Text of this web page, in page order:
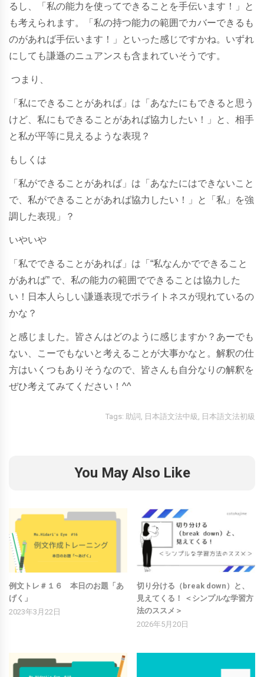
るし、「私の能力を使ってできることを手伝います！」と
も考えられます。
「私の持つ能力の範囲でカバーできるも
のがあれば手伝います！」といった感じですかね。いずれ
にしても謙遜のニュアンスも含まれていそうです。
つまり、
「私にできることがあれば」は「 あなたにもできると思う
けど、私にもできることがあれば協力したい！」と、相手
と私が平等に見えるような表現？
もしくは
「私ができることがあれば」は「 あなたにはできないこと
で、私ができることがあれば協力したい！」と「私」を強
調した表現」？
いやいや
「私でできることがあれば」は「“私なんかでできること
があれば” で、 私の能力の範囲でできることは協力した
い！日本人らしい謙遜表現でポライトネスが現れているの
かな？
と感じました。皆さんはどのように感じますか？あーでも
ない、こーでもないと考えることが大事かなと。 解釈の仕
方はいくつもありそうなので、皆さんも自分なりの解釈を
ぜひ考えてみてください！^^
Tags: 助詞 日本語文法中級 日本語文法初級
You May Also Like
例文トレ＃１６ 本日のお題「あ
げく」
2023年3月22日
切り分ける（break down）と、
見えてくる！ ＜シンプルな学習方
法のススメ＞
2026年5月20日